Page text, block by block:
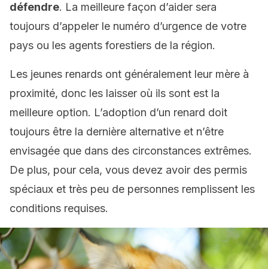
défendre. La meilleure façon d’aider sera
toujours d’appeler le numéro d’urgence de votre
pays ou les agents forestiers de la région.
Les jeunes renards ont généralement leur mère à
proximité, donc les laisser où ils sont est la
meilleure option. L’adoption d’un renard doit
toujours être la dernière alternative et n’être
envisagée que dans des circonstances extrêmes.
De plus, pour cela, vous devez avoir des permis
spéciaux et très peu de personnes remplissent les
conditions requises.